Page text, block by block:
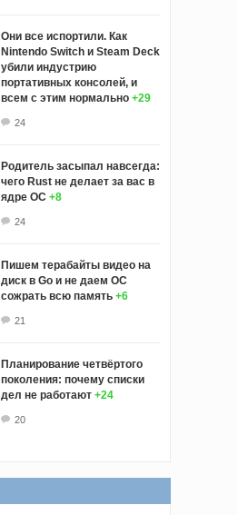
Они все испортили. Как
Nintendo Switch и Steam Deck
убили индустрию
портативных консолей, и
всем с этим нормально +29
24
Родитель засыпал навсегда:
чего Rust не делает за вас в
ядре ОС +8
24
Пишем терабайты видео на
диск в Go и не даем ОС
сожрать всю память +6
21
Планирование четвёртого
поколения: почему списки
дел не работают +24
20